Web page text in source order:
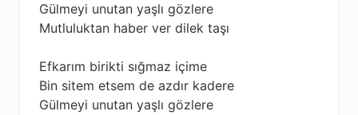
Gülmeyi unutan yaşlı gözlere
Mutluluktan haber ver dilek taşı
Efkarım birikti sığmaz içime
Bin sitem etsem de azdır kadere
Gülmeyi unutan yaşlı gözlere